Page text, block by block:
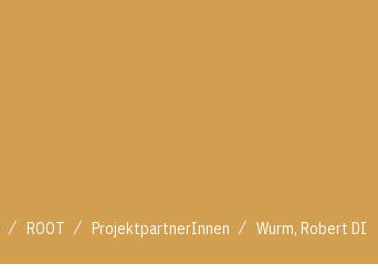
/ ROOT / ProjektpartnerInnen / Wurm, Robert DI